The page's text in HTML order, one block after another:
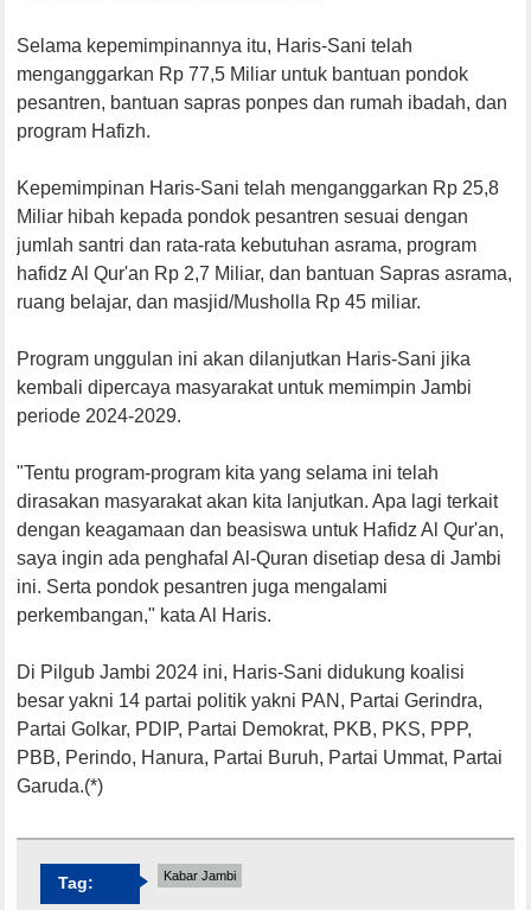
Selama kepemimpinannya itu, Haris-Sani telah
menganggarkan Rp 77,5 Miliar untuk bantuan pondok
pesantren, bantuan sapras ponpes dan rumah ibadah, dan
program Hafizh.
Kepemimpinan Haris-Sani telah menganggarkan Rp 25,8
Miliar hibah kepada pondok pesantren sesuai dengan
jumlah santri dan rata-rata kebutuhan asrama, program
hafidz Al Qur'an Rp 2,7 Miliar, dan bantuan Sapras asrama,
ruang belajar, dan masjid/Musholla Rp 45 miliar.
Program unggulan ini akan dilanjutkan Haris-Sani jika
kembali dipercaya masyarakat untuk memimpin Jambi
periode 2024-2029.
"Tentu program-program kita yang selama ini telah
dirasakan masyarakat akan kita lanjutkan. Apa lagi terkait
dengan keagamaan dan beasiswa untuk Hafidz Al Qur'an,
saya ingin ada penghafal Al-Quran disetiap desa di Jambi
ini. Serta pondok pesantren juga mengalami
perkembangan," kata Al Haris.
Di Pilgub Jambi 2024 ini, Haris-Sani didukung koalisi
besar yakni 14 partai politik yakni PAN, Partai Gerindra,
Partai Golkar, PDIP, Partai Demokrat, PKB, PKS, PPP,
PBB, Perindo, Hanura, Partai Buruh, Partai Ummat, Partai
Garuda.(*)
Tag: Kabar Jambi